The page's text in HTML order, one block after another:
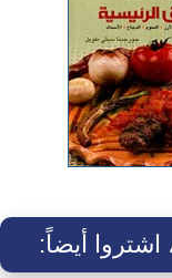
اشتروا أيضاً: